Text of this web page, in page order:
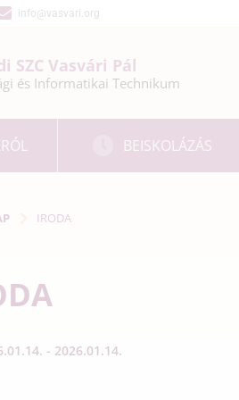
info@vasvari.org
SZC Vasvári Pál
és Informatikai Technikum
BEISKOLÁZÁS
IRODA
- 2026.01.14.